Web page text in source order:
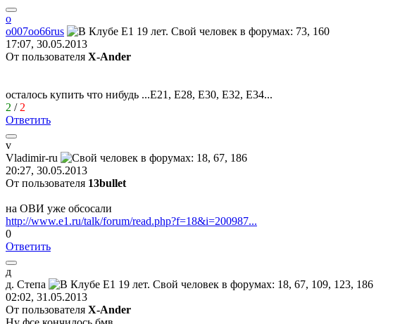
о
о007оо66rus
17:07, 30.05.2013
От пользователя X-Ander
осталось купить что нибудь ...Е21, Е28, Е30, Е32, Е34...
2 / 2
Ответить
v
Vladimir-ru
20:27, 30.05.2013
От пользователя 13bullet
на ОВИ уже обсосали
http://www.e1.ru/talk/forum/read.php?f=18&i=200987...
0
Ответить
д
д. Степа
02:02, 31.05.2013
От пользователя X-Ander